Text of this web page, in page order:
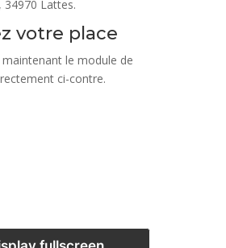
34970 Lattes.
votre place
maintenant le module de
ci-contre.